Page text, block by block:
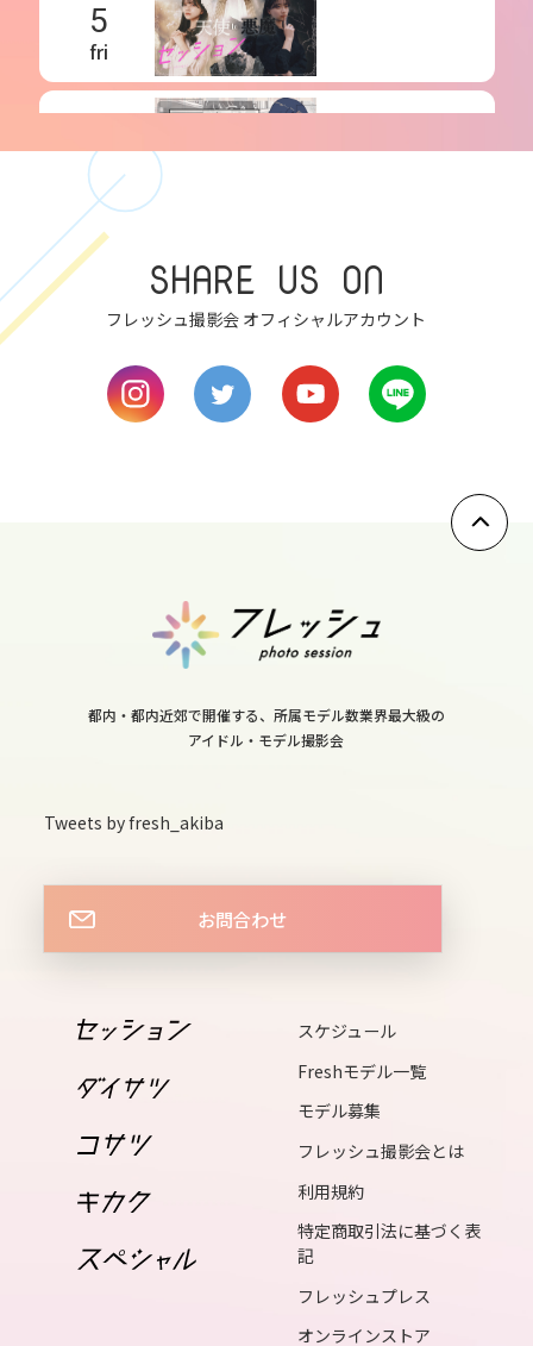
5
fri
sat
7
sun
9
13
sun
mon
16
17
wed
18
19
fri
20
sat
SHARE US ON
フレッシュ撮影会 オフィシャルアカウント
都内・都内近郊で開催する、所属モデル数業界最大級の
アイドル・モデル撮影会
Tweets by fresh_akiba
お問合わせ
スケジュール
Freshモデル一覧
モデル募集
フレッシュ撮影会とは
利用規約
特定商取引法に基づく表
記
フレッシュプレス
オンラインストア